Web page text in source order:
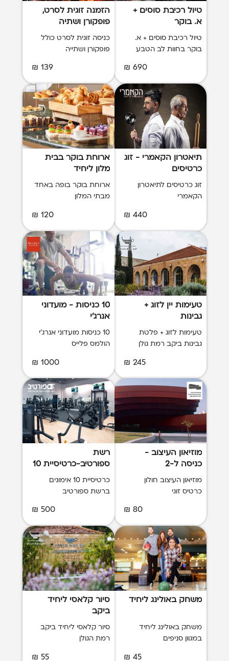
טיול רכיבת סוסים +
א. בוקר
טיול רכיבת סוסים + א.
בוקר בחוות לב הטבע
690 ₪
הזמנה זוגית לסרט,
פופקורן ושתיה
כניסה זוגית לסרט כולל
פופקורן ושתייה
139 ₪
תיאטרון הקאמרי - זוג
כרטיסים
זוג כרטיסים לתיאטרון
הקאמרי
440 ₪
ארוחת בוקר בבית
מלון ליחיד
ארוחת בוקר בופה באחד
מבתי המלון
120 ₪
טעימות יין לזוג +
גבינות
טעימות לזוג + פלטת
גבינות ביקב רמת גולן
245 ₪
10 כניסות - מועדוני
אנרג'י
10 כניסות מועדוני אנרג'י
הולמס פלייס
1000 ₪
מוזיאון העיצוב -
כניסה ל-2
מוזיאון העיצוב חולון
כרטיס זוגי
80 ₪
רשת
ספורטיב-כרטיסיית 10
אימונים בחדר כושר
כרטיסיית 10 אימונים
ברשת ספורטיב
500 ₪
משחק באולינג ליחיד
משחק באולינג ליחיד
במגוון סניפים
45 ₪
סיור קלאסי ליחיד
ביקב
סיור קלאסי ליחיד ביקב
רמת הגולן
55 ₪